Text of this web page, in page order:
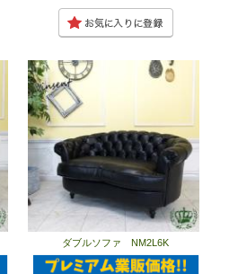
ダブルソファ NM2L6K